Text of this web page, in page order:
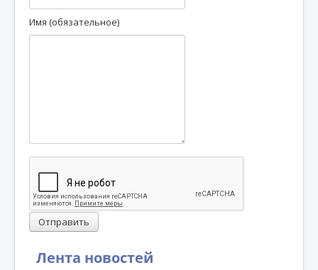
Лента новостей
Имя (обязательное)
Отправить